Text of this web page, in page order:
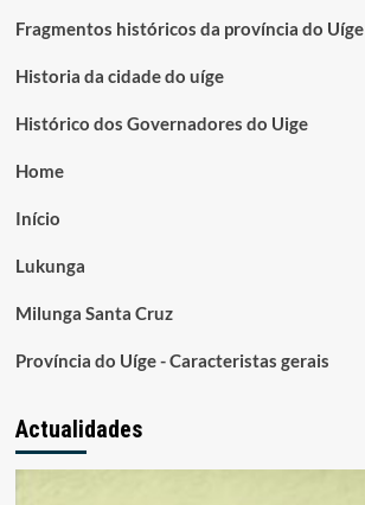
Fragmentos históricos da província do Uíge
Historia da cidade do uíge
Histórico dos Governadores do Uige
Home
Início
Lukunga
Milunga Santa Cruz
Província do Uíge - Caracteristas gerais
Actualidades